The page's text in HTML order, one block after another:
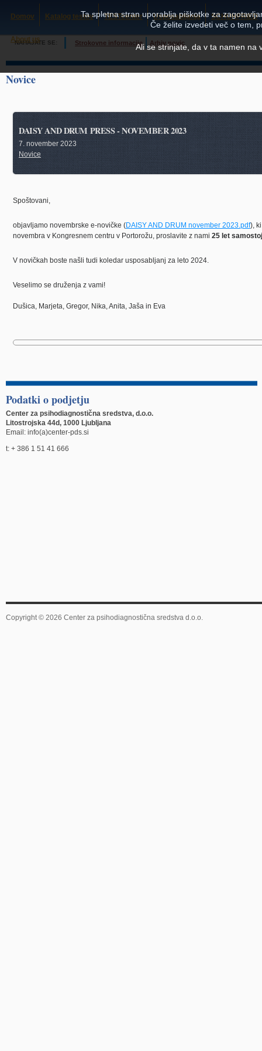
Domov Katalog testov TESTcenter Usposabljanja SCHUHFRIED
About us
NAHAJATE SE: Strokovne informacije Arhiv novic
Novice
DAISY AND DRUM PRESS - NOVEMBER 2023
7. november 2023
Novice
Spoštovani,
objavljamo novembrske e-novičke (DAISY AND DRUM november 2023.pdf),
novembra v Kongresnem centru v Portorožu, proslavite z nami 25 let
V novičkah boste našli tudi koledar usposabljanj za leto 2024.
Veselimo se druženja z vami!
Dušica, Marjeta, Gregor, Nika, Anita, Jaša in Eva
Podatki o podjetju
Center za psihodiagnostična sredstva, d.o.o.
Litostrojska 44d, 1000 Ljubljana
Email: info(a)center-pds.si
t: + 386 1 51 41 666
Copyright © 2026 Center za psihodiagnostična sredstva d.o.o.
Ta spletna stran uporablja piškotke za
Če želite izvedeti več o tem,
Ali se strinjate, da v ta namen na